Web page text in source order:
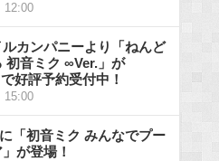
12:00
カンパニーより「ねんど
初音ミク ∞Ver.」が
好評予約受付中！
15:00
「初音ミク みんなでプー
が登場！